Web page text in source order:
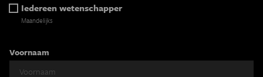
Iedereen wetenschapper
Maandelijks
Voornaam